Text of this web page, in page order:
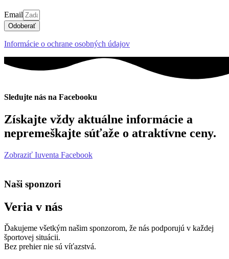
Email
Odoberať
Informácie o ochrane osobných údajov
Sledujte nás na Facebooku
Získajte vždy aktuálne informácie a
nepremeškajte súťaže o atraktívne ceny.
Zobraziť Iuventa Facebook
Naši sponzori
Veria v nás
Ďakujeme všetkým našim sponzorom, že nás podporujú v každej
športovej situácii.
Bez prehier nie sú víťazstvá.